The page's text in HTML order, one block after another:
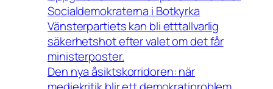
Socialdemokraterna i Botkyrka
Vänsterpartiets kan bli etttallvarlig
säkerhetshot efter valet om det får
ministerposter.
Den nya åsiktskorridoren: när